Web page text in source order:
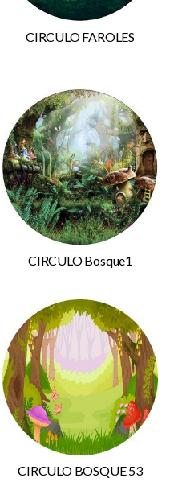
CIRCULO FAROLES
CIRCULO Bosque1
CIRCULO BOSQUE 53